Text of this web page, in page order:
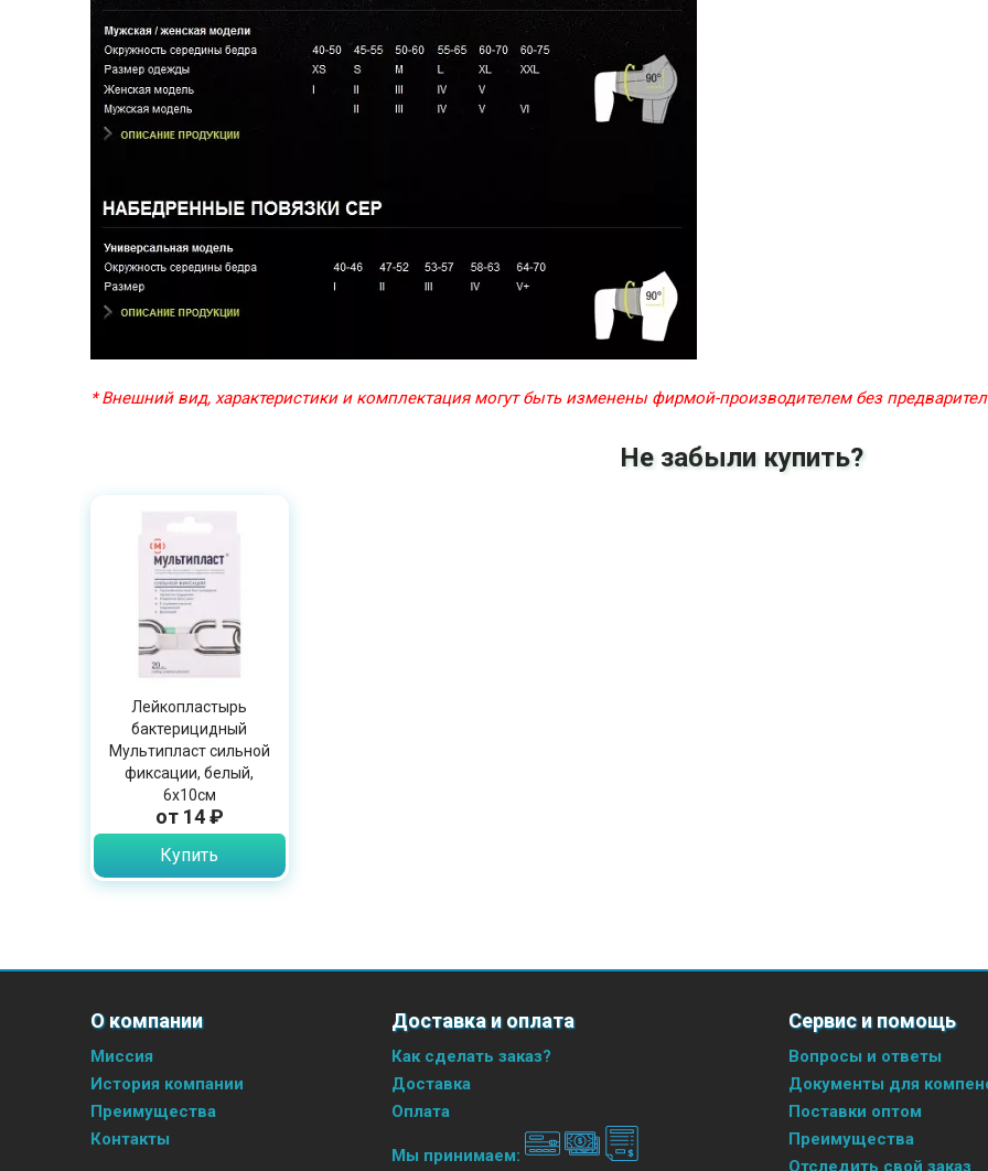
* Внешний вид, характеристики и комплектация могут быть изменены фирмой-производителем без
Не забыли купить?
Лейкопластырь
бактерицидный
Мультипласт сильной
фиксации, белый,
6х10см
от 14 ₽
Купить
О компании
Миссия
История компании
Преимущества
Контакты
Доставка и оплата
Как сделать заказ?
Доставка
Оплата
Мы принимаем:
Сервис и помощь
Вопросы и ответы
Документы для
Поставки оптом
Преимущества
Отследить свой заказ